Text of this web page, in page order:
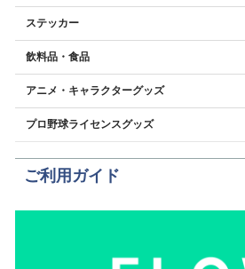
ステッカー
飲料品・食品
アニメ・キャラクターグッズ
プロ野球ライセンスグッズ
ご利用ガイド